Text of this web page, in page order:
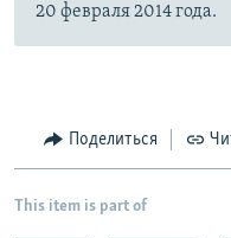
20 февраля 2014 года.
Поделиться
This item is part of